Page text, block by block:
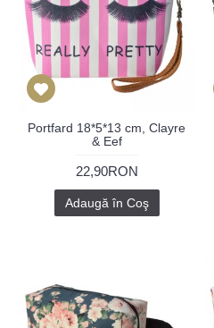
Portfard 18*5*13 cm, Clayre
& Eef
22,90RON
Adaugă în Coş